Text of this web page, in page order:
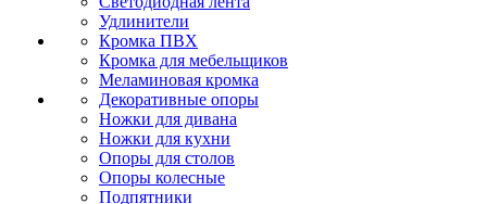
Удлинители
Кромка ПВХ
Кромка для мебельщиков
Меламиновая кромка
Декоративные опоры
Ножки для дивана
Ножки для кухни
Опоры для столов
Опоры колесные
Подпятники